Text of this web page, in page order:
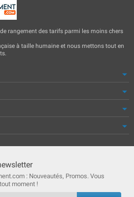
rangement des tarifs parmi les moins chers
à taille humaine et nous mettons tout en
: Nouveautés, Promos. Vous
moment !